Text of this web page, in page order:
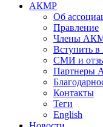
АКМР
Об
Правление
Члены
Вступить
СМИ и
Партнеры
Контакты
Теги
English